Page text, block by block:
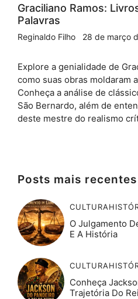
Graciliano Ramos:
Palavras
Reginaldo Filho 28 de março
Explore a genialidade de
como suas obras moldaram
Conheça a análise de
São Bernardo, além de
deste mestre do realismo
Posts mais recentes
CULTURA
O Julgamento
E A História
CULTURA
Conheça
Trajetória Do